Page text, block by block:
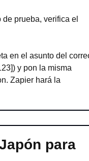
prueba, verifica el
en el asunto del
y pon la misma
Zapier hará la
para